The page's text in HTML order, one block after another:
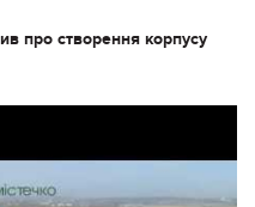
про створення корпусу